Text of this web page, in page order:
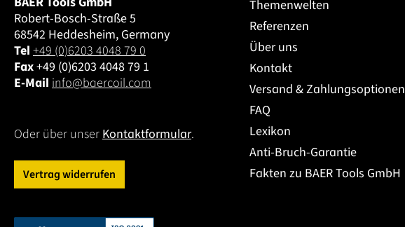
Robert-Bosch-Straße 5
68542 Heddesheim, Germany
Tel +49 (0)6203 4048 79 0
Fax+49 (0)6203 4048 79 1
E-Mail info@baercoil.com
Oder über unser Kontaktformular.
Vertrag widerrufen
Themenwelten
Referenzen
Über uns
Kontakt
Versand & Zahlungsoptionen
FAQ
Lexikon
Anti-Bruch-Garantie
Fakten zu BAER Tools GmbH